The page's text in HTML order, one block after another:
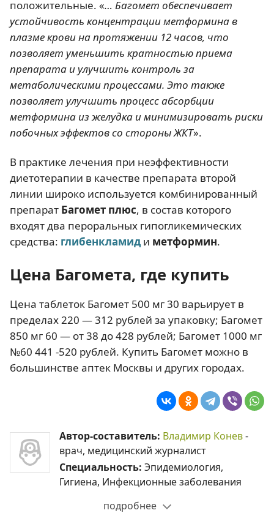
положительные. «… Багомет обеспечивает
устойчивость концентрации метформина в
плазме крови на протяжении 12 часов, что
позволяет уменьшить кратностью приема
препарата и улучшить контроль за
метаболическими процессами. Это также
позволяет улучшить процесс абсорбции
метформина из желудка и минимизировать риски
побочных эффектов со стороны ЖКТ».
В практике лечения при неэффективности
диетотерапии в качестве препарата второй
линии широко используется комбинированный
препарат Багомет плюс, в состав которого
входят два пероральных гипогликемических
средства: глибенкламид и метформин.
Цена Багомета, где купить
Цена таблеток Багомет 500 мг 30 варьирует в
пределах 220 — 312 рублей за упаковку; Багомет
850 мг 60 — от 38 до 428 рублей; Багомет 1000 мг
№60 441 -520 рублей. Купить Багомет можно в
большинстве аптек Москвы и других городах.
Автор-составитель: Владимир Конев-
врач, медицинский журналист
Специальность: Эпидемиология,
Гигиена, Инфекционные заболевания
подробнее